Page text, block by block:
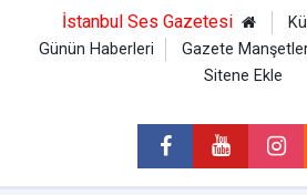
İstanbul Ses Gazetesi
Günün Haberleri
Gazete
Sitene Ekle